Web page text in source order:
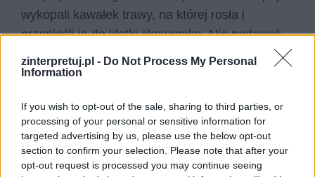
zinterpretuj.pl - Do Not Process My Personal
Information
If you wish to opt-out of the sale, sharing to third parties, or
processing of your personal or sensitive information for
targeted advertising by us, please use the below opt-out
section to confirm your selection. Please note that after your
opt-out request is processed you may continue seeing
wykopali kawałek trawy, na której rosła i
przenieśli ją do klatki skowronka. Nie podawali
im jednak wody, a pragnienie stawało się coraz
boleśniejsze. Wreszcie skowronek zmarł.
mu uroczystość pogrzebową, natomiast kawałek
trawy i umierającą stokrotkę wyrzucili na drogę.
Stokrotka – morał